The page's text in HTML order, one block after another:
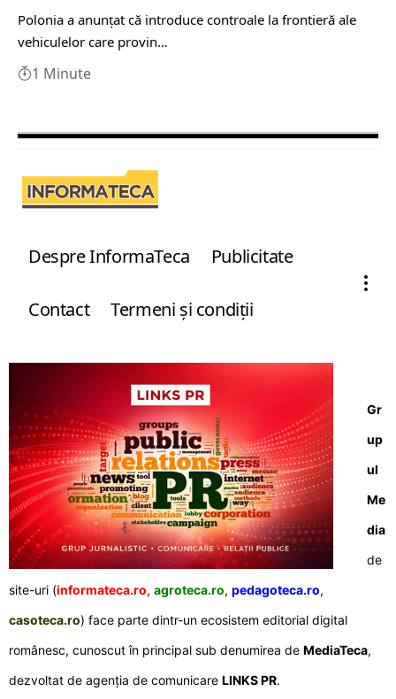
Polonia a anunţat că introduce controale la frontieră ale
vehiculelor care provin…
1 Minute
Despre InformaTeca Publicitate
Contact Termeni şi condiţii
Gr
up
ul
Me
dia
de
site-uri (informateca.ro, agroteca.ro, pedagoteca.ro,
casoteca.ro) face parte dintr-un ecosistem editorial digital
românesc, cunoscut în principal sub denumirea de MediaTeca,
dezvoltat de agenția de comunicare LINKS PR.